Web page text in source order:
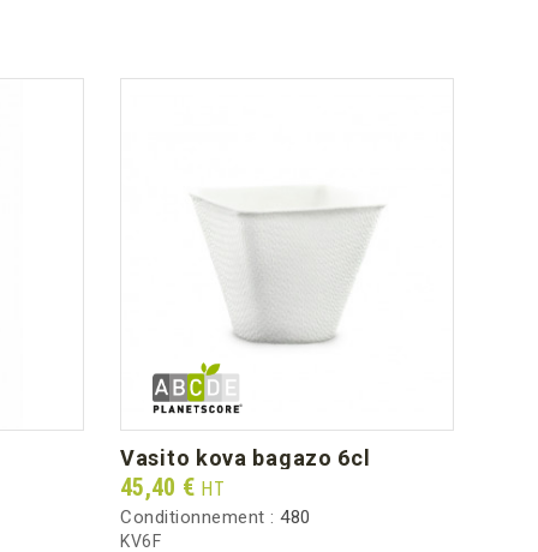
vasito kova bagazo 6cl
Prix
45,40 € HT
Conditionnement : 480
KV6F